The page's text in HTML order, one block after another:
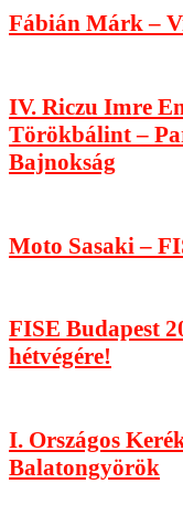
Fábián Márk –
IV. Riczu Imre
Törökbálint –
Bajnokság
Moto Sasaki –
FISE Budapest
hétvégére!
I. Országos
Balatongyörök